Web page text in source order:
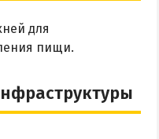
для
пищи.